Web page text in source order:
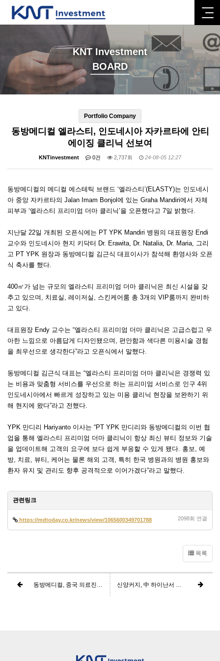
KNT Investment
BOARD
Portfolio Company
동방메디컬 엘라스티, 인도네시아 자카르타에 안티
에이징 클리닉 선보여
KNTinvestment 0건 2,737회 24-08-05 12:27
동방메디컬의 메디컬 에스테틱 브랜드 ‘엘라스티’(ELASTY)는 인도네시
아 중앙 자카르타의 Jalan Imam Bonjol에 있는 Graha Mandiri에서 자체
피부과 ‘엘라스티 프리미엄 더마 클리닉’을 오픈했다고 7일 밝혔다.
지난달 22일 개최된 오픈식에는 PT YPK Mandiri 병원의 대표원장 Endi
교수와 인도네시아 현지 키닥터 Dr. Erawita, Dr. Natalia, Dr. Maria, 그리
고 PT YPK 원장과 동방메디컬 김근식 대표이사가 참석해 환영사와 오픈
식 축사를 했다.
400㎡가 넘는 규모의 엘라스티 프리미엄 더마 클리닉은 최신 시설을 갖
추고 있으며, 치료실, 레이저실, 스킨케어룸 총 3개의 VIP룸까지 완비하
고 있다.
대표원장 Endy 교수는 “엘라스티 프리미엄 더마 클리닉은 고급스럽고 우
아한 느낌으로 아름답게 디자인됐으며, 편안함과 색다른 미용시술 경험
을 최우선으로 생각한다”라고 오픈식에서 말했다.
동방메디컬 김근식 대표는 “엘라스티 프리미엄 더마 클리닉은 경쟁력 있
는 비용과 맞춤형 서비스를 우선으로 하는 프리미엄 서비스로 인구 4위
인도네시아에서 빠르게 성장하고 있는 미용 클리닉 현장을 보완하기 위
해 현지에 왔다”라고 전했다.
YPK 만디리 Hariyanto 이사는 “PT YPK 만디리와 동방메디컬의 이번 협
업을 통해 엘라스티 프리미엄 더마 클리닉이 항상 최신 뷰티 정보와 기술
을 업데이트해 고객의 요구에 보다 쉽게 부응할 수 있게 됐다. 홍보, 예
방, 치료, 뷰티, 케어는 물론 해외 고객, 특히 한국 병원과의 병원 홍보와
환자 유지 및 관리도 향후 공격적으로 이어가겠다”라고 말했다.
관련링크
https://mdtoday.co.kr/news/view/1065600349701788 2098회 연결
목록
동방메디컬, 중국 의료진에 엘라스티 필러 교육 마쳐 신양커지, 中 하이난서 동방메디컬 엘라스티 필러 성장성 언급…올해 리도카인 HA 필러 NMPA 허가 예정